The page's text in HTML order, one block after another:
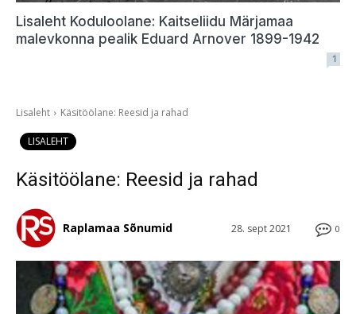
Lisaleht Koduloolane: Kaitseliidu Märjamaa
malevkonna pealik Eduard Arnover 1899-1942
1